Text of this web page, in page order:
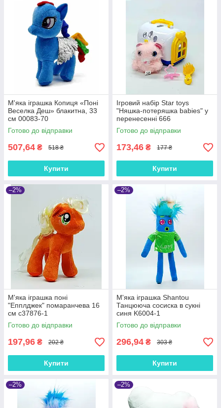
М'яка іграшка Копиця «Поні
Веселка Деш» блакитна, 33
см 00083-70
Готово до відправки
507,64 ₴ 518 ₴
Купити
Ігровий набір Star toys
"Няшка-потеряшка babies" у
перенесенні 666
Готово до відправки
173,46 ₴ 177 ₴
Купити
–2%
М'яка іграшка поні
"Епплджек" помаранчева 16
см с37876-1
Готово до відправки
197,96 ₴ 202 ₴
Купити
–2%
М'яка іграшка Shantou
Танцююча сосиска в сукні
синя K6004-1
Готово до відправки
296,94 ₴ 303 ₴
Купити
–2% –2%